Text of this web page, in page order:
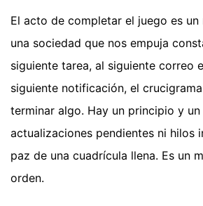
El acto de completar el juego es
una sociedad que nos empuja
siguiente tarea, al siguiente correo
siguiente notificación, el
terminar algo. Hay un principio y
actualizaciones pendientes ni hilos
paz de una cuadrícula llena. Es un
orden.